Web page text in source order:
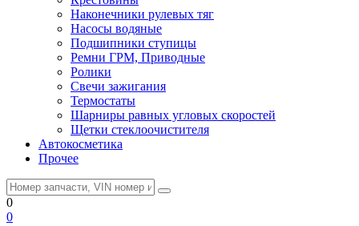
Наконечники рулевых тяг
Насосы водяные
Подшипники ступицы
Ремни ГРМ, Приводные
Ролики
Свечи зажигания
Термостаты
Шарниры равных угловых скоростей
Щетки стеклоочистителя
Автокосметика
Прочее
0
0